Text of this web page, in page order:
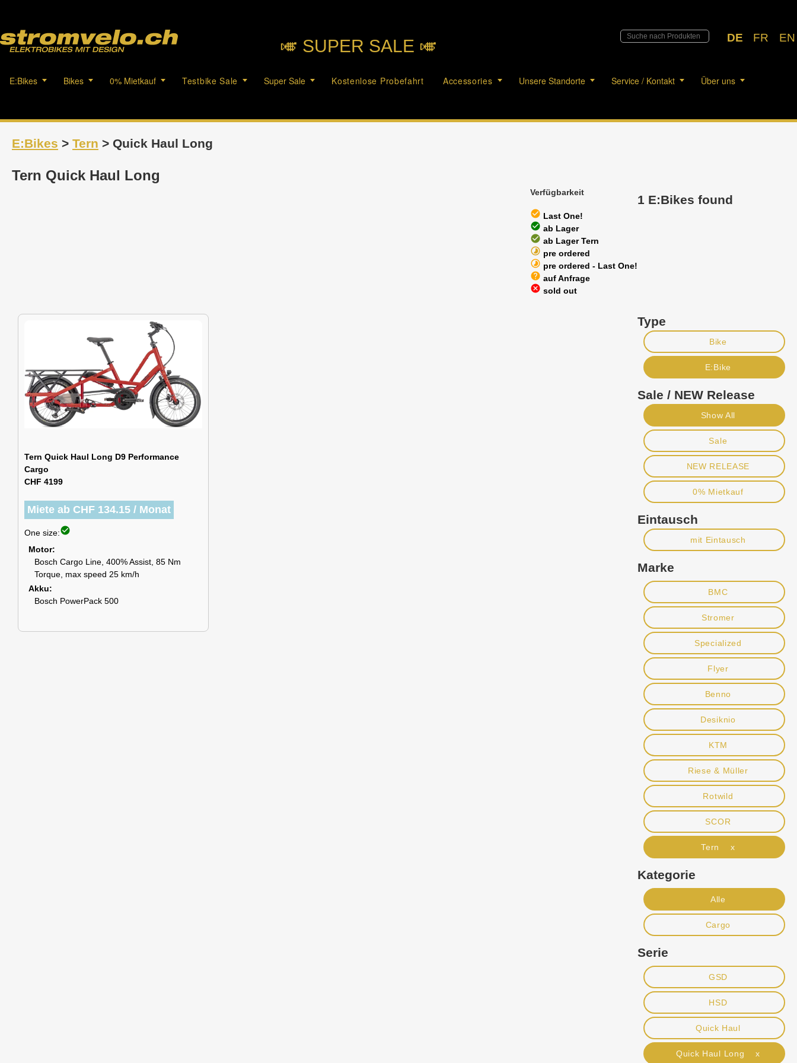
DE FR EN
🎺︎ SUPER SALE 🎺︎
E:Bikes Bikes 0% Mietkauf Testbike Sale Super Sale Kostenlose Probefahrt Accessories Unsere Standorte Service / Kontakt Über uns
E:Bikes > Tern > Quick Haul Long
Tern Quick Haul Long
Verfügbarkeit
check_circle Last One!
check_circle ab Lager
check_circle ab Lager Tern
timelapse pre ordered
timelapse pre ordered - Last One!
help auf Anfrage
cancel sold out
1 E:Bikes found
Tern Quick Haul Long D9 Performance
Cargo
CHF 4199
Miete ab CHF 134.15 / Monat
One size:check_circle
Motor
Bosch Cargo Line, 400% Assist, 85 Nm
Torque, max speed 25 km/h
Akku
Bosch PowerPack 500
Type
Bike
E:Bike
Sale / NEW Release
Show All
Sale
NEW RELEASE
0% Mietkauf
Eintausch
mit Eintausch
Marke
BMC
Stromer
Specialized
Flyer
Benno
Desiknio
KTM
Riese & Müller
Rotwild
SCOR
Tern x
Kategorie
Alle
Cargo
Serie
GSD
HSD
Quick Haul
Quick Haul Long x